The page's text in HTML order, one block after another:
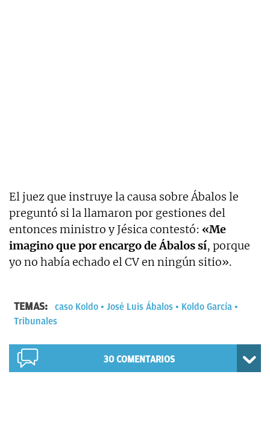
El juez que instruye la causa sobre Ábalos le
preguntó si la llamaron por gestiones del
entonces ministro y Jésica contestó: «Me
imagino que por encargo de Ábalos sí, porque
yo no había echado el CV en ningún sitio».
TEMAS: caso Koldo José Luis Ábalos
Koldo García
Tribunales
30COMENTARIOS